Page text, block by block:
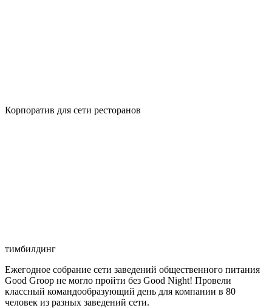
Корпоратив для сети ресторанов
тимбилдинг
Ежегодное собрание сети заведений общественного питания
Good Groop не могло пройти без Good Night! Провели
классный командообразующий день для компании в 80
человек из разных заведений сети.